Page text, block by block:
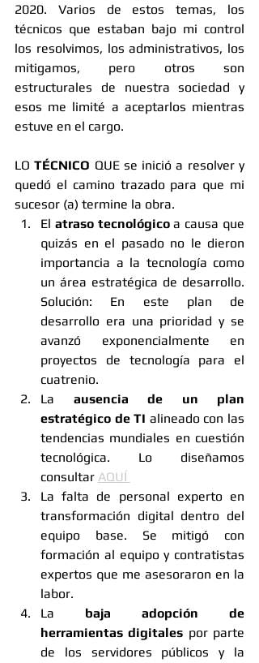
2020. Varios de estos temas, los
técnicos que estaban bajo mi control
los resolvimos, los administrativos, los
mitigamos, pero otros son
estructurales de nuestra sociedad y
esos me limité a aceptarlos mientras
estuve en el cargo.
LO TÉCNICO QUE se inició a resolver y
quedó el camino trazado para que mi
sucesor (a) termine la obra.
El atraso tecnológico a causa que
quizás en el pasado no le dieron
importancia a la tecnología como
un área estratégica de desarrollo.
Solución: En este plan de
desarrollo era una prioridad y se
avanzó exponencialmente en
proyectos de tecnología para el
cuatrenio.
La ausencia de un plan
estratégico de TI alineado con las
tendencias mundiales en cuestión
tecnológica. Lo diseñamos
consultar AQUÍ
La falta de personal experto en
transformación digital dentro del
equipo base. Se mitigó con
formación al equipo y contratistas
expertos que me asesoraron en la
labor.
La baja adopción de
herramientas digitales por parte
de los servidores públicos y la